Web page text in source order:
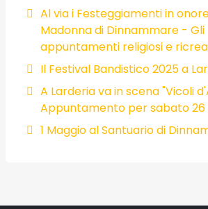
Al via i Festeggiamenti in
Madonna di Dinnammare - Gli
appuntamenti religiosi e
Il Festival Bandistico 2025 a
A Larderia va in scena "Vicoli
Appuntamento per sabato 26
1 Maggio al Santuario di